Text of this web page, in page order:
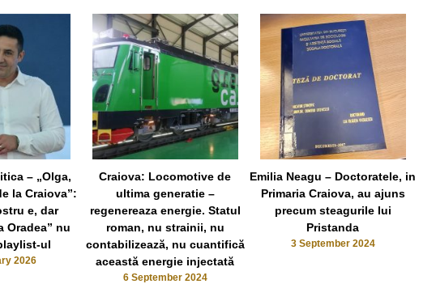
– „Olga,
la Craiova”:
e, dar
Oradea” nu
ul
2026
Craiova: Locomotive de
ultima generatie –
regenereaza energie. Statul
roman, nu strainii, nu
contabilizează, nu cuantifică
această energie injectată
6 September 2024
Emilia Neagu – Doctoratele, in
Primaria Craiova, au ajuns
precum steagurile lui
Pristanda
3 September 2024